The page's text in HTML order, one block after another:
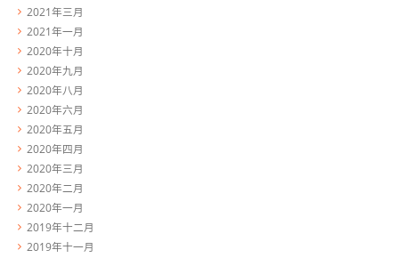
2021年三月
2021年一月
2020年十月
2020年九月
2020年八月
2020年六月
2020年五月
2020年四月
2020年三月
2020年二月
2020年一月
2019年十二月
2019年十一月